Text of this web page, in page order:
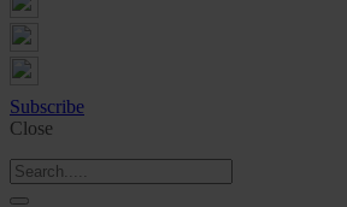
Subscribe
Close